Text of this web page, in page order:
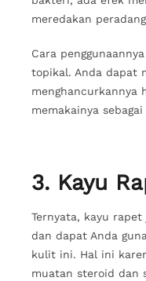
meredakan
Cara
topikal. Anda dapat
menghancurkannya
memakainya sebagai
3. Kayu
Ternyata, kayu
dan dapat Anda
kulit ini. Hal ini
muatan steroid dan